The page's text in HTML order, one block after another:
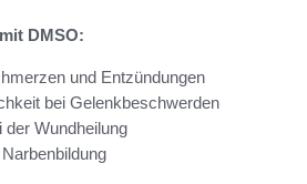
DMSO:
und Entzündungen
bei Gelenkbeschwerden
der Wundheilung